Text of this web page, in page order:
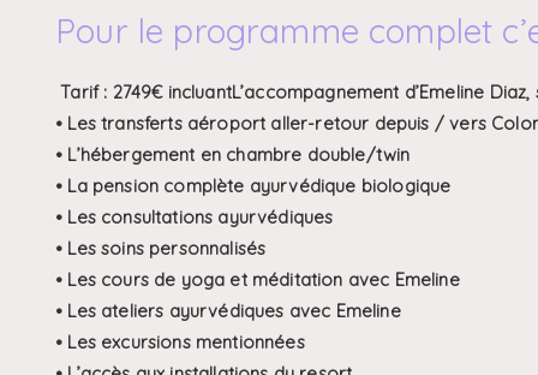
Pour le programme complet
Tarif : 2749€ incluantL’accompagnement d’Emeline
• Les transferts aéroport aller-retour depuis / vers
• L’hébergement en chambre double/twin
• La pension complète ayurvédique biologique
• Les consultations ayurvédiques
• Les soins personnalisés
• Les cours de yoga et méditation avec Emeline
• Les ateliers ayurvédiques avec Emeline
• Les excursions mentionnées